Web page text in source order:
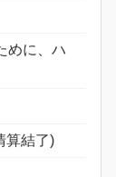
めに、ハ
算結了)